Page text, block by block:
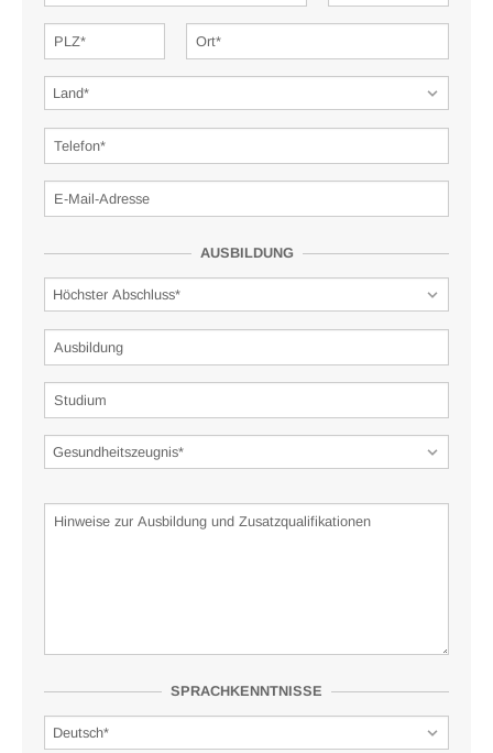
AUSBILDUNG
SPRACHKENNTNISSE